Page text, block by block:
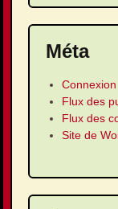
Méta
Connexion
Flux des
Flux des
Site de